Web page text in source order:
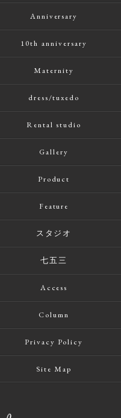
Anniversary
10th anniversary
Maternity
dress/tuxedo
Rental studio
Gallery
Product
Feature
スタジオ
七五三
Access
Column
Privacy Policy
Site Map